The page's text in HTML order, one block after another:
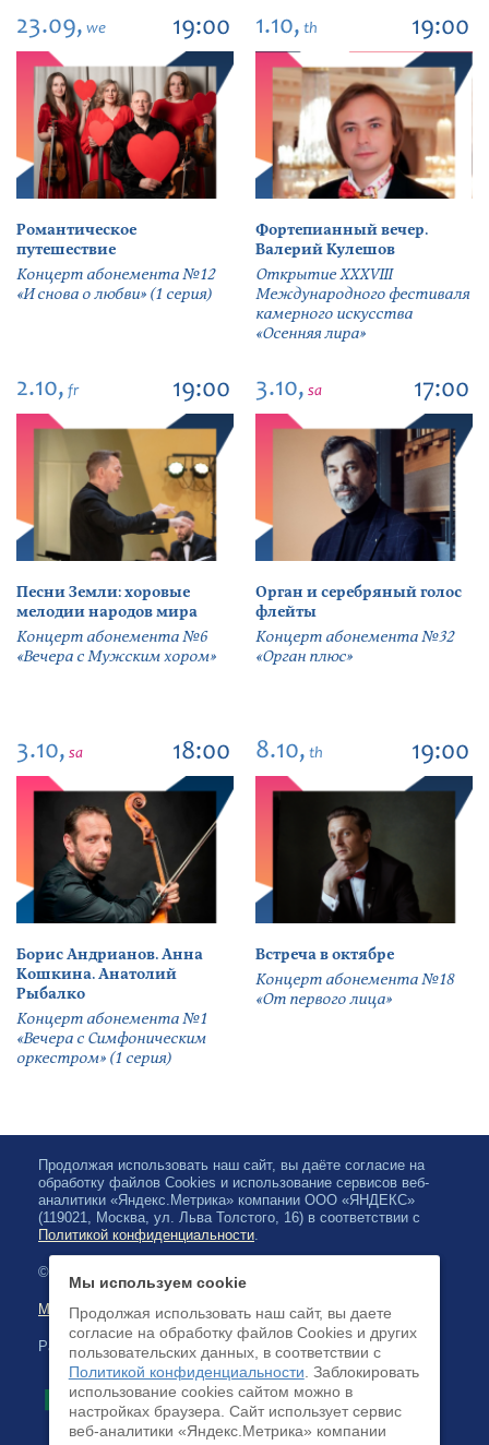
23.09, we 19:00
Романтическое
путешествие
Концерт абонемента №12
«И снова о любви» (1 серия)
1.10, th 19:00
Фортепианный вечер.
Валерий Кулешов
Открытие ХХХVIII
Международного фестиваля
камерного искусства
«Осенняя лира»
2.10, fr 19:00
Песни Земли: хоровые
мелодии народов мира
Концерт абонемента №6
«Вечера с Мужским хором»
3.10, sa 17:00
Орган и серебряный голос
флейты
Концерт абонемента №32
«Орган плюс»
3.10, sa 18:00
Борис Андрианов. Анна
Кошкина. Анатолий
Рыбалко
Концерт абонемента №1
«Вечера с Симфоническим
оркестром» (1 серия)
8.10, th 19:00
Встреча в октябре
Концерт абонемента №18
«От первого лица»
Продолжая использовать наш сайт, вы даёте согласие на
обработку файлов Cookies и использование сервисов веб-
аналитики «Яндекс.Метрика» компании ООО «ЯНДЕКС»
(119021, Москва, ул. Льва Толстого, 16) в соответствии с
Политикой конфиденциальности.
© 2026, Karelian State Philharmonic
Map of site
Payment by credit cards available
Мы используем cookie
Продолжая использовать наш сайт, вы даете
согласие на обработку файлов Cookies и других
пользовательских данных, в соответствии с
Политикой конфиденциальности . Заблокировать
использование cookies сайтом можно в
настройках браузера. Cайт использует сервис
веб-аналитики «Яндекс.Метрика» компании